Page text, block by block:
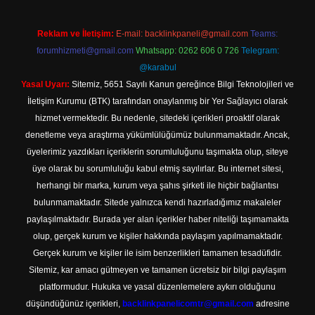
Reklam ve İletişim: E-mail: backlinkpaneli@gmail.com Teams:
forumhizmeti@gmail.com Whatsapp: 0262 606 0 726 Telegram:
@karabul
Yasal Uyarı: Sitemiz, 5651 Sayılı Kanun gereğince Bilgi Teknolojileri ve
İletişim Kurumu (BTK) tarafından onaylanmış bir Yer Sağlayıcı olarak
hizmet vermektedir. Bu nedenle, sitedeki içerikleri proaktif olarak
denetleme veya araştırma yükümlülüğümüz bulunmamaktadır. Ancak,
üyelerimiz yazdıkları içeriklerin sorumluluğunu taşımakta olup, siteye
üye olarak bu sorumluluğu kabul etmiş sayılırlar. Bu internet sitesi,
herhangi bir marka, kurum veya şahıs şirketi ile hiçbir bağlantısı
bulunmamaktadır. Sitede yalnızca kendi hazırladığımız makaleler
paylaşılmaktadır. Burada yer alan içerikler haber niteliği taşımamakta
olup, gerçek kurum ve kişiler hakkında paylaşım yapılmamaktadır.
Gerçek kurum ve kişiler ile isim benzerlikleri tamamen tesadüfidir.
Sitemiz, kar amacı gütmeyen ve tamamen ücretsiz bir bilgi paylaşım
platformudur. Hukuka ve yasal düzenlemelere aykırı olduğunu
düşündüğünüz içerikleri, backlinkpanelicomtr@gmail.com adresine